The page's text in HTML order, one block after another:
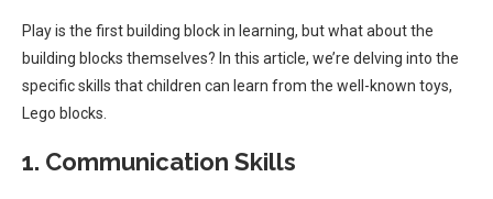
Play is the first building block in learning, but what about the
building blocks themselves? In this article, we’re delving into the
specific skills that children can learn from the well-known toys,
Lego blocks.
1. Communication Skills